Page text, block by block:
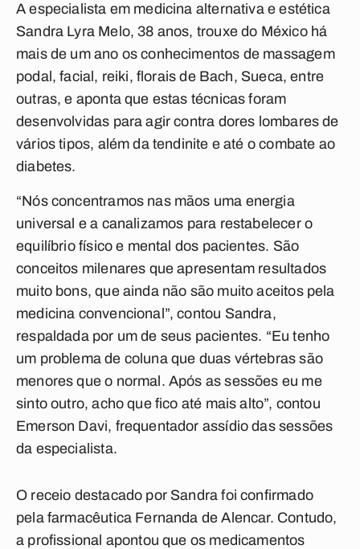
A especialista em medicina alternativa e estética
Sandra Lyra Melo, 38 anos, trouxe do México há
mais de um ano os conhecimentos de massagem
podal, facial, reiki, florais de Bach, Sueca, entre
outras, e aponta que estas técnicas foram
desenvolvidas para agir contra dores lombares de
vários tipos, além da tendinite e até o combate ao
diabetes.
“Nós concentramos nas mãos uma energia
universal e a canalizamos para restabelecer o
equilíbrio físico e mental dos pacientes. São
conceitos milenares que apresentam resultados
muito bons, que ainda não são muito aceitos pela
medicina convencional”, contou Sandra,
respaldada por um de seus pacientes. “Eu tenho
um problema de coluna que duas vértebras são
menores que o normal. Após as sessões eu me
sinto outro, acho que fico até mais alto”, contou
Emerson Davi, frequentador assídio das sessões
da especialista.
O receio destacado por Sandra foi confirmado
pela farmacêutica Fernanda de Alencar. Contudo,
a profissional apontou que os medicamentos